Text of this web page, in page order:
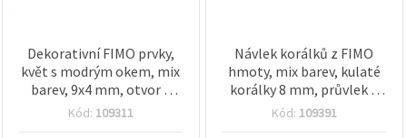
Dekorativní FIMO prvky,
květ s modrým okem, mix
barev, 9x4 mm, otvor 2
mm - 20 ks
Kód: 109311
Návlek korálků z FIMO
hmoty, mix barev, kulaté
korálky 8 mm, průvlek 2
mm - 49 ks
Kód: 109391